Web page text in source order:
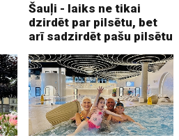
Šauļi - laiks ne tikai
dzirdēt par pilsētu, bet
arī sadzirdēt pašu pilsētu